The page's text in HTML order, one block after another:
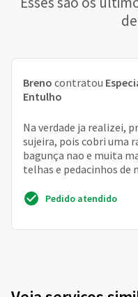
Breno contratou
Entulho
Na verdade ja realizei,
sujeira, pois cobri uma
bagunça nao e muita
telhas e pedacinhos de
Pedido atendido